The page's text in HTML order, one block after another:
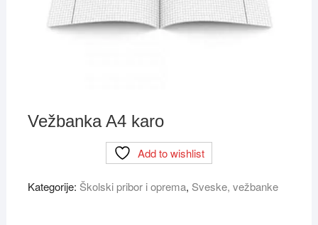
Vežbanka A4 karo
Add to wishlist
Kategorije: Školski pribor i oprema, Sveske, vežbanke